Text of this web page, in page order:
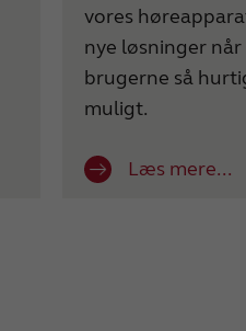
vores
nye løsninger når
brugerne så
muligt.
Læs mere...